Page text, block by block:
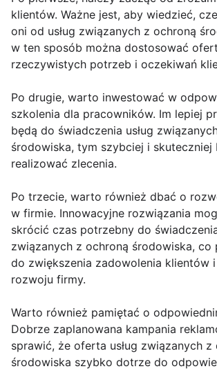
klientów. Ważne jest, aby wiedzieć,
oni od usług związanych z ochroną
w ten sposób można dostosować
rzeczywistych potrzeb i oczekiwań
Po drugie, warto inwestować w
szkolenia dla pracowników. Im lepiej
będą do świadczenia usług
środowiska, tym szybciej i skuteczniej
realizować zlecenia.
Po trzecie, warto również dbać o
w firmie. Innowacyjne rozwiązania
skrócić czas potrzebny do
związanych z ochroną środowiska, co
do zwiększenia zadowolenia klientów
rozwoju firmy.
Warto również pamiętać o
Dobrze zaplanowana kampania
sprawić, że oferta usług związanych z
środowiska szybko dotrze do